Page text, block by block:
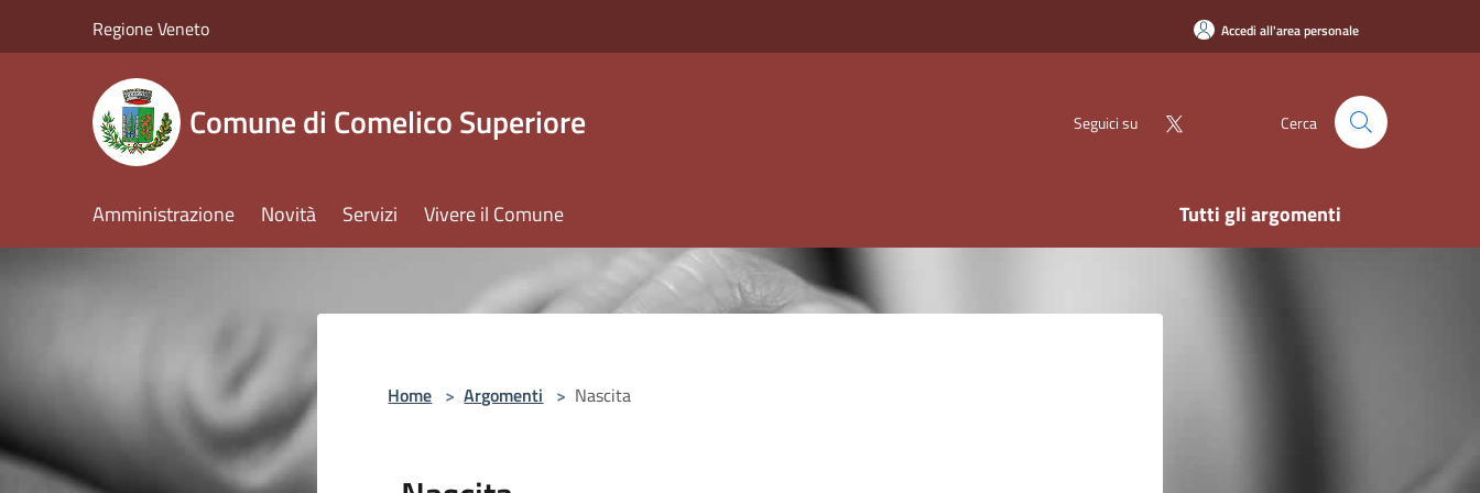
Regione Veneto Accedi all'area personale
Comune di Comelico Superiore Seguici su Cerca
Amministrazione Novità Servizi Vivere il Comune Tutti gli argomenti
Home > Argomenti > Nascita